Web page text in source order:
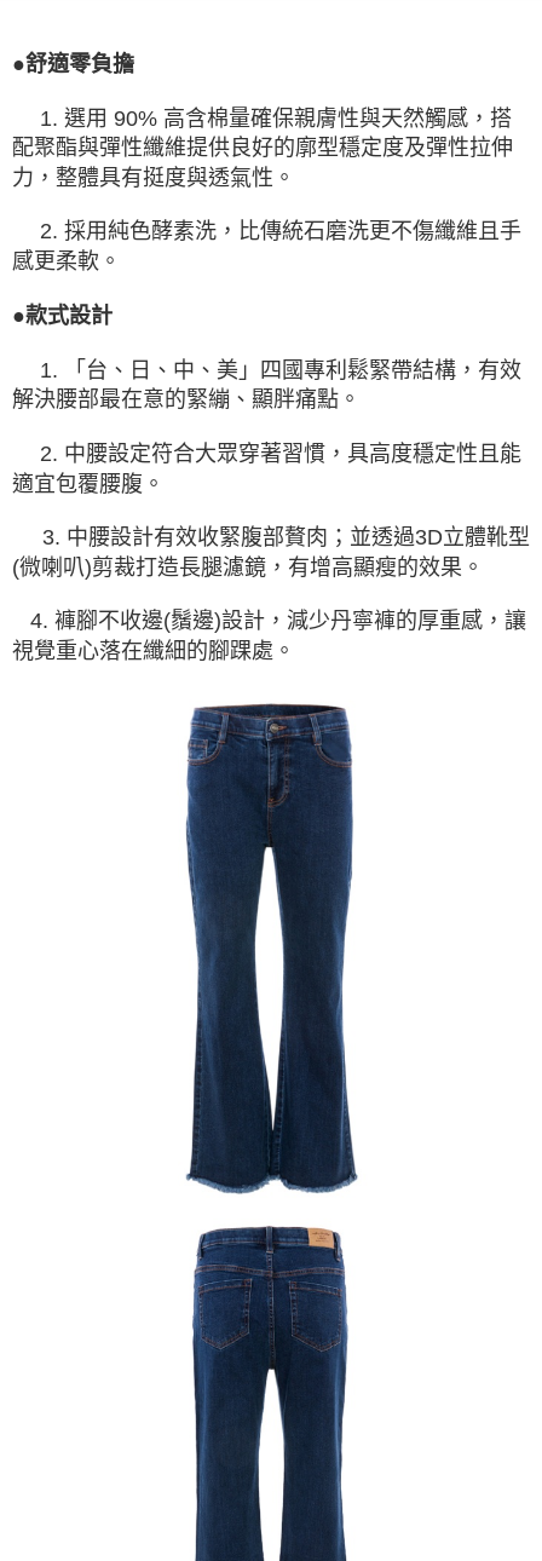
●舒適零負擔
1. 選用 90% 高含棉量確保親膚性與天然觸感，搭
配聚酯與彈性纖維提供良好的廓型穩定度及彈性拉伸
力，整體具有挺度與透氣性。
2. 採用純色酵素洗，比傳統石磨洗更不傷纖維且手
感更柔軟。
●款式設計
1. 「台、日、中、美」四國專利鬆緊帶結構，有效
解決腰部最在意的緊繃、顯胖痛點。
2. 中腰設定符合大眾穿著習慣，具高度穩定性且能
適宜包覆腰腹。
3. 中腰設計有效收緊腹部贅肉；並透過3D立體靴型
(微喇叭)剪裁打造長腿濾鏡，有增高顯瘦的效果。
4. 褲腳不收邊(鬚邊)設計，減少丹寧褲的厚重感，讓
視覺重心落在纖細的腳踝處。